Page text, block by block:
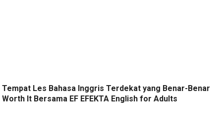
Tempat Les Bahasa Inggris Terdekat yang Benar-Benar
Worth It Bersama EF EFEKTA English for Adults